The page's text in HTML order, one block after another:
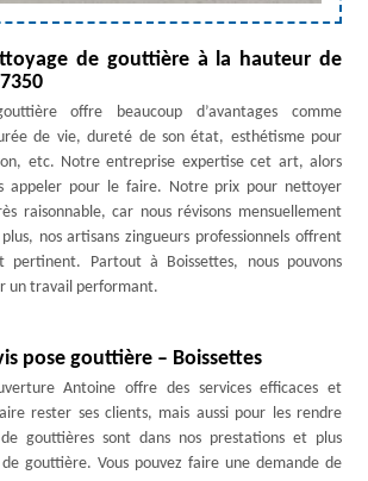
de gouttière à la hauteur de
offre beaucoup d’avantages comme
de vie, dureté de son état, esthétisme pour
etc. Notre entreprise expertise cet art, alors
appeler pour le faire. Notre prix pour nettoyer
raisonnable, car nous révisons mensuellement
nos artisans zingueurs professionnels offrent
pertinent. Partout à Boissettes, nous pouvons
un travail performant.
pose gouttière – Boissettes
Antoine offre des services efficaces et
rester ses clients, mais aussi pour les rendre
gouttières sont dans nos prestations et plus
gouttière. Vous pouvez faire une demande de